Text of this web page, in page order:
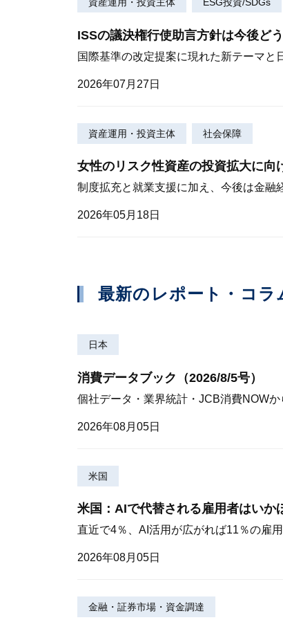
資産運用・投資主体 ESG投資/SDGs
ISSの議決権行使助言方針は今後ど
国際基準の改定提案に現れた新テーマと
2026年07月27日
資産運用・投資主体 社会保障
女性のリスク性資産の投資拡大に向
制度拡充と就業支援に加え、今後は金融
2026年05月18日
最新のレポート・コラ
日本
消費データブック（2026/8/5号）
個社データ・業界統計・JCB消費NOWか
2026年08月05日
米国
米国：AIで代替される雇用者はいか
直近で4％、AI活用が広がれば11％の雇
2026年08月05日
金融・証券市場・資金調達